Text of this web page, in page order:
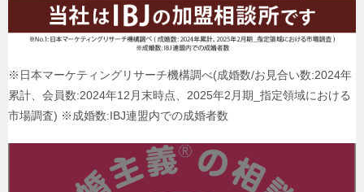
※日本マーケティングリサーチ機構調べ(成婚数/お見合い数:2024年
累計、会員数:2024年12月末時点、2025年2月期_指定領域における
市場調査) ※成婚数:IBJ連盟内での成婚者数